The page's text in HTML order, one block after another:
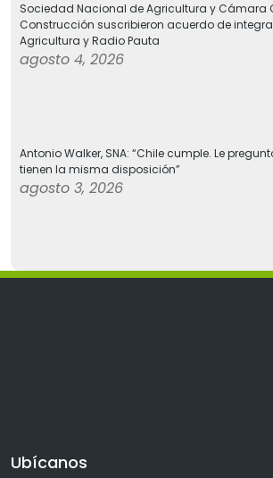
Sociedad Nacional de Agricultura y Cámara
Construcción suscribieron acuerdo de
Agricultura y Radio Pauta
agosto 4, 2026
Antonio Walker, SNA: “Chile cumple. Le
tienen la misma disposición”
agosto 3, 2026
Ubícanos